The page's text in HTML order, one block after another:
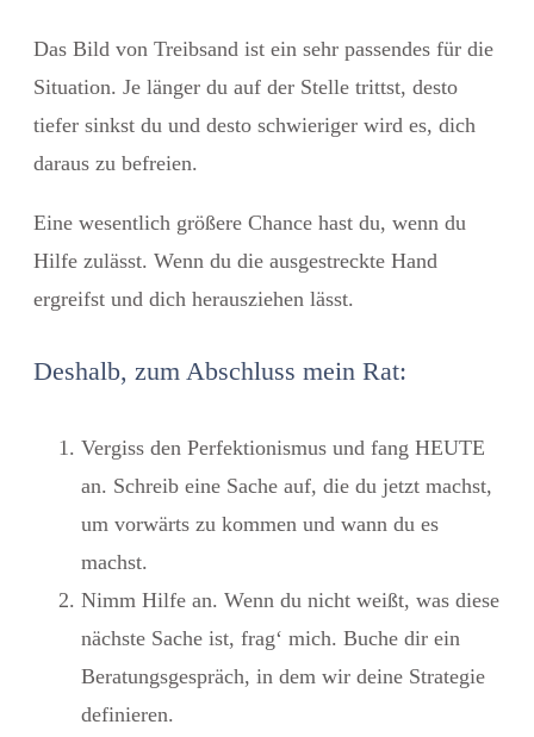
Das Bild von Treibsand ist ein sehr passendes für die
Situation. Je länger du auf der Stelle trittst, desto
tiefer sinkst du und desto schwieriger wird es, dich
daraus zu befreien.
Eine wesentlich größere Chance hast du, wenn du
Hilfe zulässt. Wenn du die ausgestreckte Hand
ergreifst und dich herausziehen lässt.
Deshalb, zum Abschluss mein Rat:
Vergiss den Perfektionismus und fang HEUTE
an. Schreib eine Sache auf, die du jetzt machst,
um vorwärts zu kommen und wann du es
machst.
Nimm Hilfe an. Wenn du nicht weißt, was diese
nächste Sache ist, frag‘ mich. Buche dir ein
Beratungsgespräch, in dem wir deine Strategie
definieren.